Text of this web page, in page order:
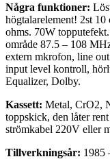
Några funktioner:
högtalarelement! 2st
ohms. 70W
område 87.5 – 108
extern mkrofon, line
input level kontroll,
Equalizer, Dolby.
Kassett: Metal, CrO2,
toppskick, den låter
strömkabel 220V eller
Tillverkningsår: 1985